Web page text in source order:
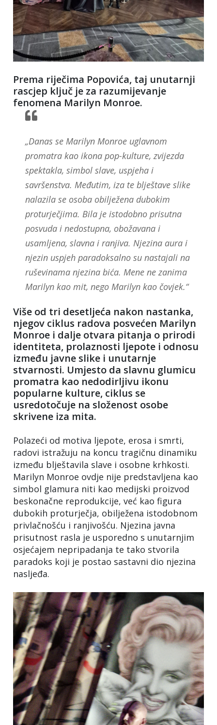
Prema riječima Popovića, taj unutarnji
rascjep ključ je za razumijevanje
fenomena Marilyn Monroe.
„Danas se Marilyn Monroe uglavnom
promatra kao ikona pop-kulture, zvijezda
spektakla, simbol slave, uspjeha i
savršenstva. Međutim, iza te blještave slike
nalazila se osoba obilježena dubokim
proturječjima. Bila je istodobno prisutna
posvuda i nedostupna, obožavana i
usamljena, slavna i ranjiva. Njezina aura i
njezin uspjeh paradoksalno su nastajali na
ruševinama njezina bića. Mene ne zanima
Marilyn kao mit, nego Marilyn kao čovjek.“
Više od tri desetljeća nakon nastanka,
njegov ciklus radova posvećen Marilyn
Monroe i dalje otvara pitanja o prirodi
identiteta, prolaznosti ljepote i odnosu
između javne slike i unutarnje
stvarnosti. Umjesto da slavnu glumicu
promatra kao nedodirljivu ikonu
popularne kulture, ciklus se
usredotočuje na složenost osobe
skrivene iza mita.
Polazeći od motiva ljepote, erosa i smrti,
radovi istražuju na koncu tragičnu dinamiku
između blještavila slave i osobne krhkosti.
Marilyn Monroe ovdje nije predstavljena kao
simbol glamura niti kao medijski proizvod
beskonačne reprodukcije, već kao figura
dubokih proturječja, obilježena istodobnom
privlačnošću i ranjivošću. Njezina javna
prisutnost rasla je usporedno s unutarnjim
osjećajem nepripadanja te tako stvorila
paradoks koji je postao sastavni dio njezina
nasljeđa.